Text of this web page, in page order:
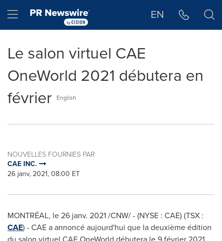
Hamburger menu EN
Le salon virtuel CAE
OneWorld 2021 débutera en
février
English
NOUVELLES FOURNIES PAR
CAE INC.
26 janv, 2021, 08:00 ET
MONTRÉAL, le 26 janv. 2021 /CNW/ -(NYSE : CAE) (TSX :
CAE) - CAE a annoncé aujourd'hui que la deuxième édition